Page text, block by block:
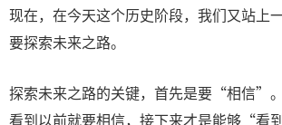
现在，在今天这个历史阶段，我们又站上
要探索未来之路。
探索未来之路的关键，首先是要“相信”
看到以前就要相信，接下来才是能够“看